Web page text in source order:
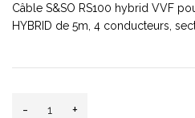
Câble S&SO RS100 hybrid VVF
HYBRID de 5m, 4 conducteurs,
- +